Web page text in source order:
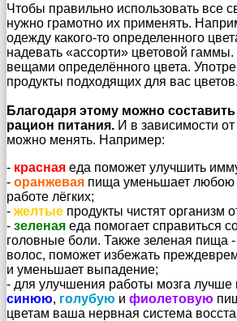
Чтобы правильно использовать все
нужно грамотно их применять.
одежду какого-то определенного
надевать «ассорти» цветовой
вещами определённого цвета.
продукты подходящих для вас цветов.
Благодаря этому можно
рацион питания. И в зависимости
можно менять. Например:
- красная еда поможет улучшить
- оранжевая пища уменьшает любою
работе лёгких;
- желтые продукты чистят организм
- зеленая еда помогает справиться
головные боли. Также зеленая пища
волос, поможет избежать
и уменьшает выпадение;
- для улучшения работы мозга лучше
синюю, голубую и фиолетовую
цветам ваша нервная система